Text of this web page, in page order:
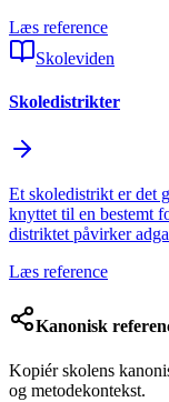
Læs reference
Skoleviden
Skoledistrikter
Et skoledistrikt er det
knyttet til en bestemt
distriktet påvirker
Læs reference
Kanonisk
Kopiér skolens
og metodekontekst.